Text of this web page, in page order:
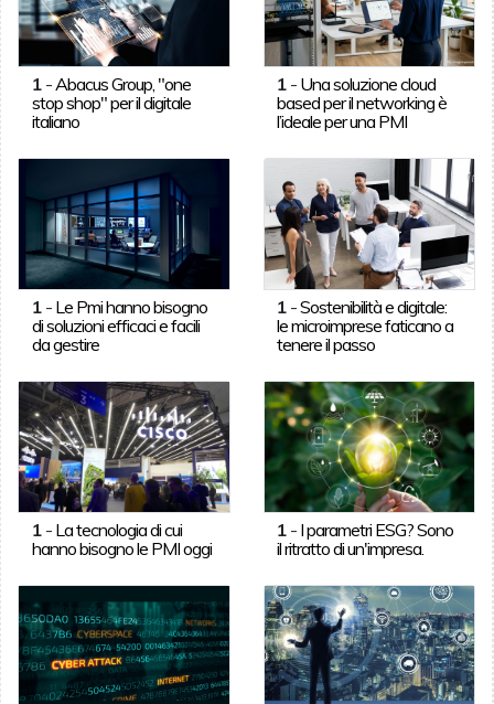
1- Abacus Group, "one
stop shop" per il digitale
italiano
1 - Una soluzione cloud
based per il networking è
l’ideale per una PMI
1- Le Pmi hanno bisogno
di soluzioni efficaci e facili
da gestire
1 -Sostenibilità e digitale:
le microimprese faticano a
tenere il passo
1- La tecnologia di cui
hanno bisogno le PMI oggi
1 - I parametri ESG? Sono
il ritratto di un'impresa.